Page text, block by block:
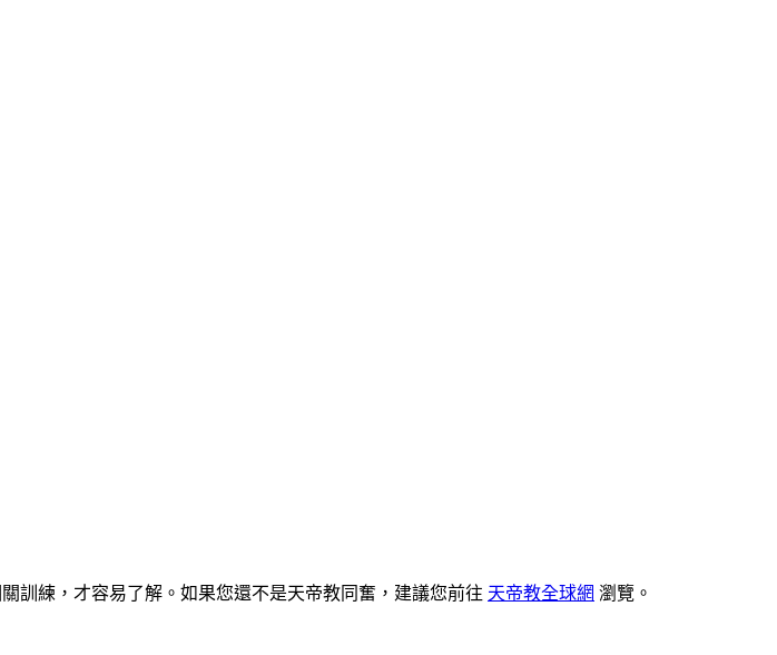
訓練，才容易了解。如果您還不是天帝教同奮，建議您前往 天帝教全球網 瀏覽。